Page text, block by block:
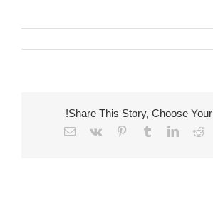
Share This Story, Choose Your
Reddit
LinkedIn
Tumblr
Pinterest
Vk
Email